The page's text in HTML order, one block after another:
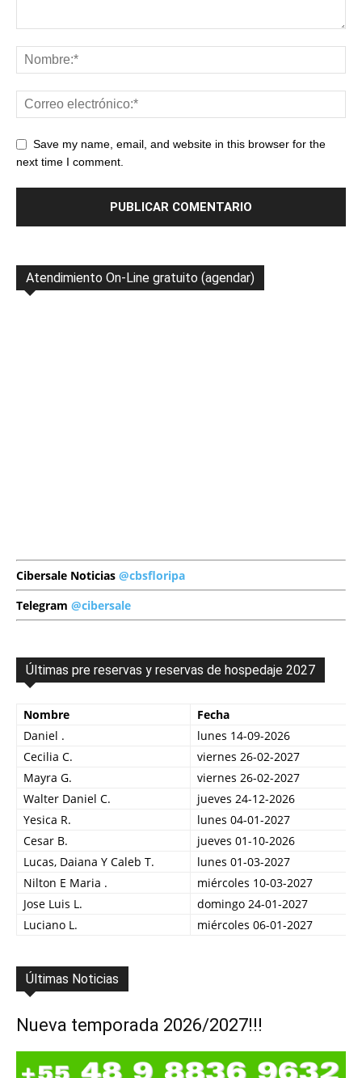
Save my name, email, and website in this browser for the
next time I comment.
Atendimiento On-Line gratuito (agendar)
Cibersale Noticias @cbsfloripa
Telegram @cibersale
Últimas pre reservas y reservas de hospedaje 2027
Nombre
Fecha
Daniel .
lunes 14-09-2026
Cecilia C.
viernes 26-02-2027
Mayra G.
viernes 26-02-2027
Walter Daniel C.
jueves 24-12-2026
Yesica R.
lunes 04-01-2027
Cesar B.
jueves 01-10-2026
Lucas, Daiana Y Caleb T.
lunes 01-03-2027
Nilton E Maria .
miércoles 10-03-2027
Jose Luis L.
domingo 24-01-2027
Luciano L.
miércoles 06-01-2027
Últimas Noticias
Nueva temporada 2026/2027!!!